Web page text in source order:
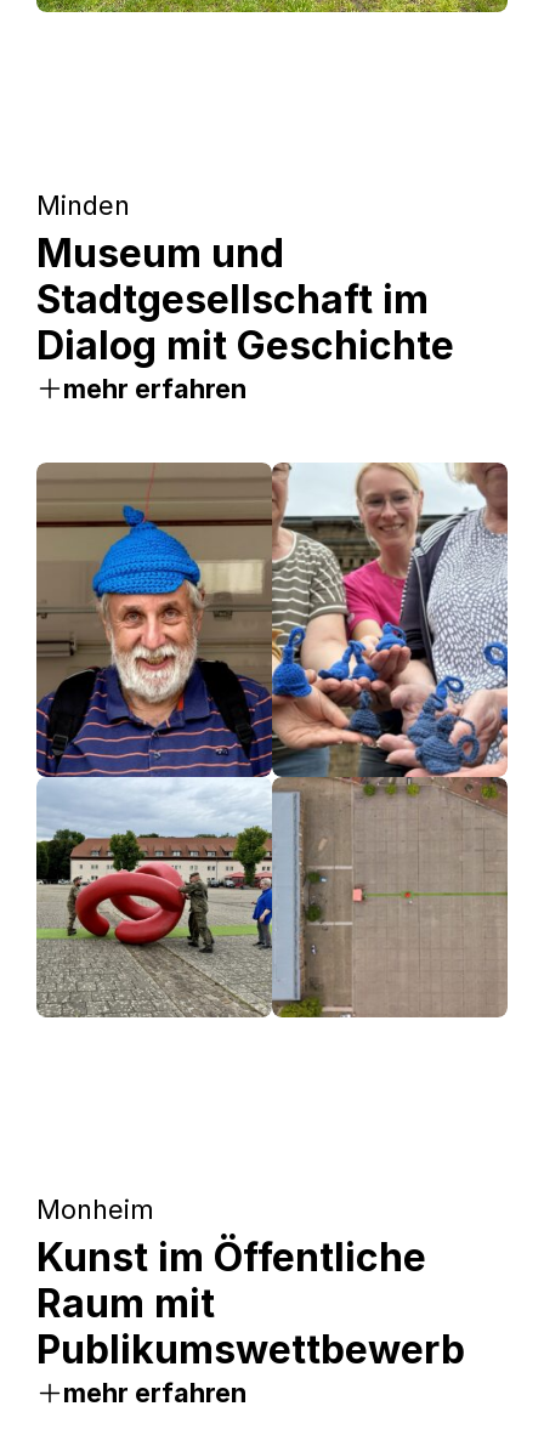
Minden
Museum und
Stadtgesellschaft im
Dialog mit Geschichte
mehr erfahren
Monheim
Kunst im Öffentliche
Raum mit
Publikumswettbewerb
mehr erfahren